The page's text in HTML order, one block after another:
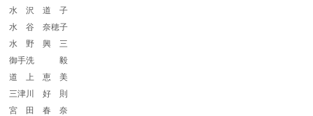
水 沢 道 子
水 谷 奈穂子
水 野 興 三
御手洗 毅
道 上 恵 美
三津川 好 則
宮 田 春 奈